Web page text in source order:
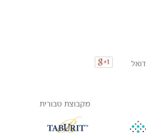
דואל
מקבוצת טבורית